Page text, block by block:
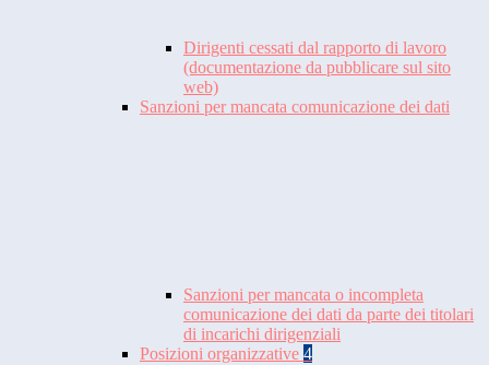
Dirigenti cessati dal rapporto di lavoro
(documentazione da pubblicare sul sito
web)
Sanzioni per mancata comunicazione dei dati
Sanzioni per mancata o incompleta
comunicazione dei dati da parte dei titolari
di incarichi dirigenziali
Posizioni organizzative 4